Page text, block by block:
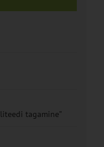
tagamine”